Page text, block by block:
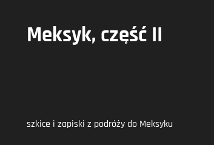
Meksyk, część II
szkice i zapiski z podróży do Meksyku